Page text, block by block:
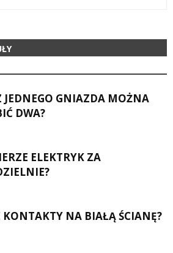
JEDNEGO GNIAZDA MOŻNA
DWA?
ELEKTRYK ZA
KONTAKTY NA BIAŁĄ ŚCIANĘ?